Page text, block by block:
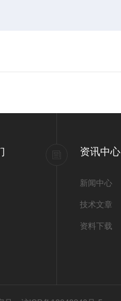
资讯中心
新闻中心
技术文章
资料下载